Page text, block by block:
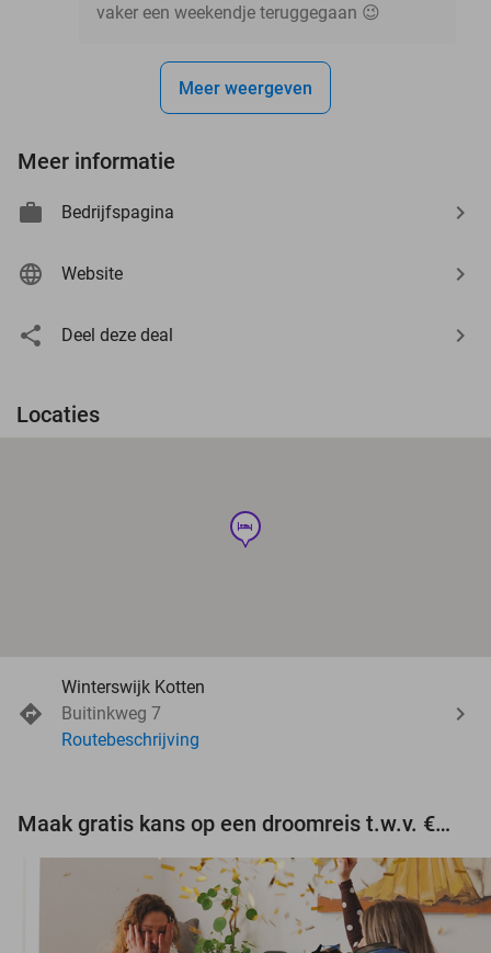
vaker een weekendje teruggegaan 😉
Meer weergeven
Meer informatie
Bedrijfspagina
Website
Deel deze deal
Locaties
hotel
Winterswijk Kotten
Buitinkweg 7
Routebeschrijving
Maak gratis kans op een droomreis t.w.v. €3.000!